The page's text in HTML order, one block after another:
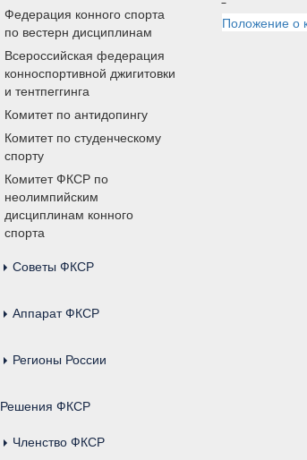
Федерация конного спорта
по вестерн дисциплинам
Всероссийская федерация
конноспортивной джигитовки
и тентпеггинга
Комитет по антидопингу
Комитет по студенческому
спорту
Комитет ФКСР по
неолимпийским
дисциплинам конного
спорта
Советы ФКСР
Аппарат ФКСР
Регионы России
Решения ФКСР
Членство ФКСР
Положение о